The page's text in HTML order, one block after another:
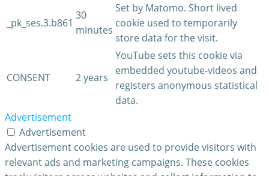
_pk_ses.3.b861
30
minutes
Set by Matomo. Short lived
cookie used to temporarily
store data for the visit.
CONSENT 2 years
YouTube sets this cookie via
embedded youtube-videos and
registers anonymous statistical
data.
Advertisement
Advertisement
Advertisement cookies are used to provide visitors with
relevant ads and marketing campaigns. These cookies